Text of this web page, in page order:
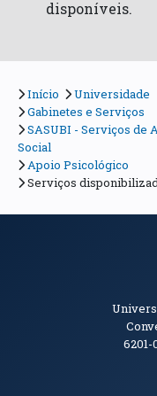
disponíveis.
Início
Universidade
Gabinetes e Serviços
SASUBI - Serviços de
Social
Apoio Psicológico
Serviços
6201-